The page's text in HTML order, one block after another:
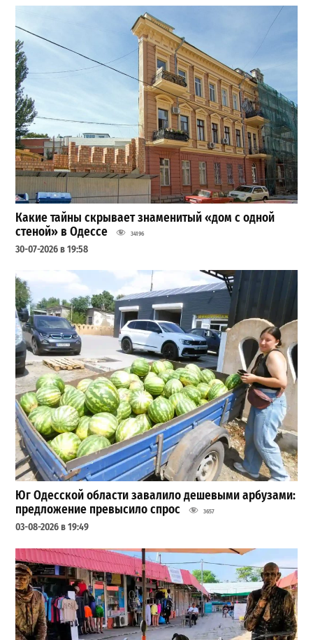
Какие тайны скрывает знаменитый «дом с одной
стеной» в Одессе
34196
30-07-2026 в 19:58
Юг Одесской области завалило дешевыми арбузами:
предложение превысило спрос
3657
03-08-2026 в 19:49